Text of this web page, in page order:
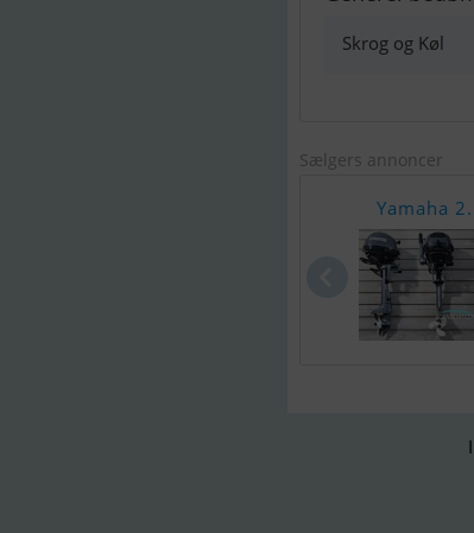
Skrog og Køl
Sælgers annoncer
Yamaha